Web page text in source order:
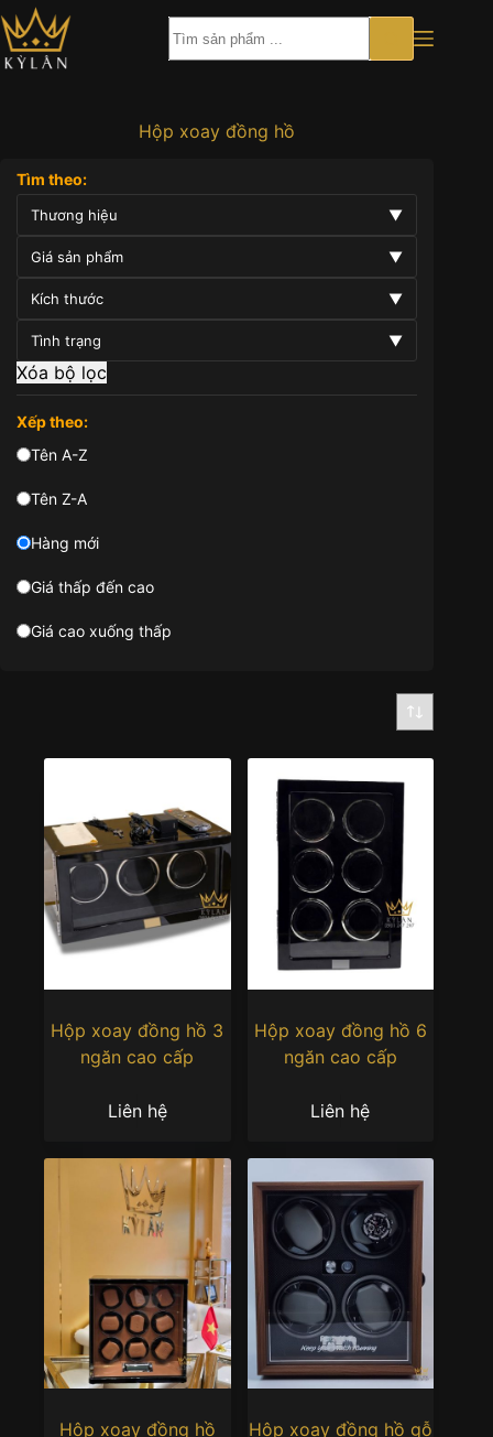
Chuyển
đến
phần
nội
Hộp xoay đồng hồ
Tìm theo:
Thương hiệu ▼
Giá sản phẩm ▼
Kích thước ▼
Tình trạng ▼
Xóa bộ lọc
Xếp theo:
Tên A-Z
Tên Z-A
Hàng mới
Giá thấp đến cao
Giá cao xuống thấp
Hộp xoay đồng hồ 3
ngăn cao cấp
Liên hệ
Hộp xoay đồng hồ 6
ngăn cao cấp
Liên hệ
Hộp xoay đồng hồ
Hộp xoay đồng hồ gỗ